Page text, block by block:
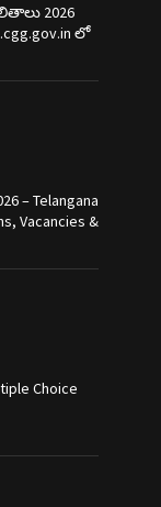
2026
లో
– Telangana
Vacancies &
Choice